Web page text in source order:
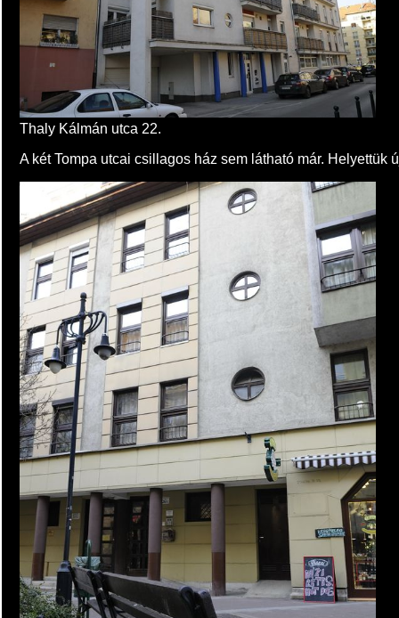
Thaly Kálmán utca 22.
A két Tompa utcai csillagos ház sem látható már. Helyettük